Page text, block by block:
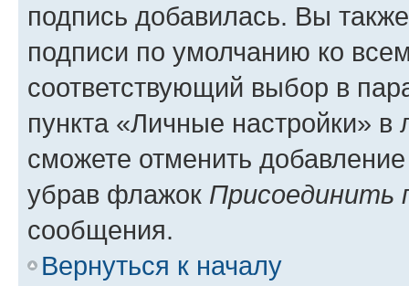
подпись добавилась. Вы
подписи по умолчанию ко
соответствующий выбор в
пункта «Личные настройки»
сможете отменить
убрав флажок Присоединить
сообщения.
Вернуться к началу